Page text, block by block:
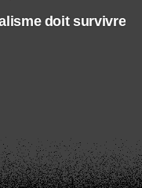
doit survivre